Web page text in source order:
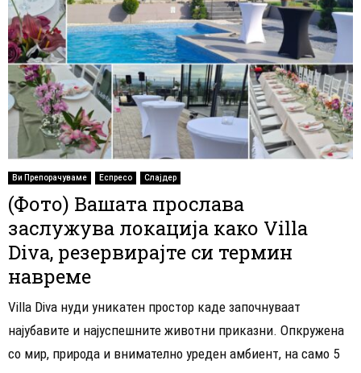
Ви Препорачуваме Еспресо Слајдер
(Фото) Вашата прослава
заслужува локација како Villa
Diva, резервирајте си термин
навреме
Villa Diva нуди уникатен простор каде започнуваат
најубавите и најуспешните животни приказни. Опкружена
со мир, природа и внимателно уреден амбиент, на само 5